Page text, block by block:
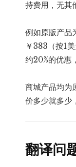
持费用，无其
例如原版产品
￥383（按1
约20%的优惠
商城产品均为
价多少就多少
翻译问